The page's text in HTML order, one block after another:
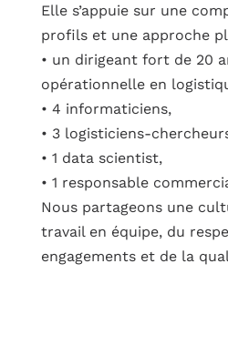
Elle s’appuie sur une
profils et une approche
• un dirigeant fort de 20
opérationnelle en
• 4 informaticiens,
• 3 logisticiens-
• 1 data scientist,
• 1 responsable
Nous partageons une
travail en équipe, du
engagements et de la